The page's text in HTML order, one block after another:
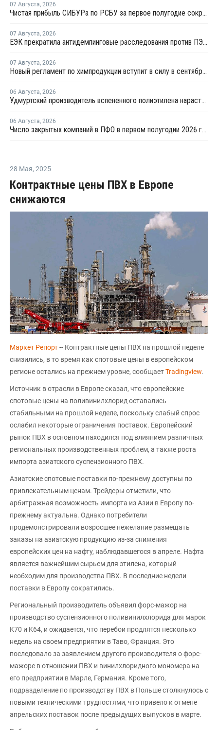
07 Августа, 2026
Чистая прибыль СИБУРа по РСБУ за первое полугодие сократилась в 3,6 раза
07 Августа, 2026
ЕЭК прекратила антидемпинговые расследования против ПЭ и ПП из Азербайджана и Туркменистана
07 Августа, 2026
Новый регламент по химпродукции вступит в силу в сентябре 2027 года
06 Августа, 2026
Удмуртский производитель вспененного полиэтилена нарастит выпуск на 15%
06 Августа, 2026
Число закрытых компаний в ПФО в первом полугодии 2026 года вдвое превысило число новых
28 Мая, 2025
Контрактные цены ПВХ в Европе
снижаются
Маркет Репорт-- Контрактные цены ПВХ на прошлой неделе
снизились, в то время как спотовые цены в европейском
регионе остались на прежнем уровне, сообщаетTradingview.
Источник в отрасли в Европе сказал, что европейские
спотовые цены на поливинилхлорид оставались
стабильными на прошлой неделе, поскольку слабый спрос
ослабил некоторые ограничения поставок. Европейский
рынок ПВХ в основном находился под влиянием различных
региональных производственных проблем, а также роста
импорта азиатского суспензионного ПВХ.
Азиатские спотовые поставки по-прежнему доступны по
привлекательным ценам. Трейдеры отметили, что
арбитражная возможность импорта из Азии в Европу по-
прежнему актуальна. Однако потребители
продемонстрировали возросшее нежелание размещать
заказы на азиатскую продукцию из-за снижения
европейских цен на нафту, наблюдавшегося в апреле. Нафта
является важнейшим сырьем для этилена, который
необходим для производства ПВХ. В последние недели
поставки в Европу сократились.
Региональный производитель объявил форс-мажор на
производство суспензионного поливинилхлорида для марок
K70 и K64, и ожидается, что перебои продлятся несколько
недель на своем предприятии в Таво, Франция. Это
последовало за заявлением другого производителя о форс-
мажоре в отношении ПВХ и винилхлоридного мономера на
его предприятии в Марле, Германия. Кроме того,
подразделение по производству ПВХ в Польше столкнулось с
новыми техническими трудностями, что привело к отмене
апрельских поставок после предыдущих выпусков в марте.